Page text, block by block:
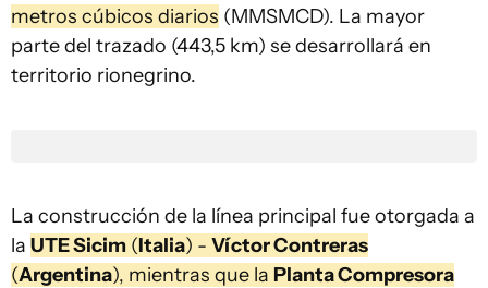
metros cúbicos diarios (MMSMCD). La mayor
parte del trazado (443,5 km) se desarrollará en
territorio rionegrino.
La construcción de la línea principal fue otorgada a
la UTE Sicim (Italia) - Víctor Contreras
(Argentina), mientras que la Planta Compresora